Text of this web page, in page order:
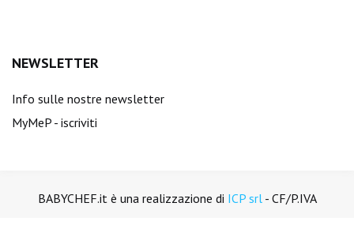
NEWSLETTER
Info sulle nostre newsletter
MyMeP - iscriviti
BABYCHEF.it è una realizzazione di ICP srl- CF/P.IVA